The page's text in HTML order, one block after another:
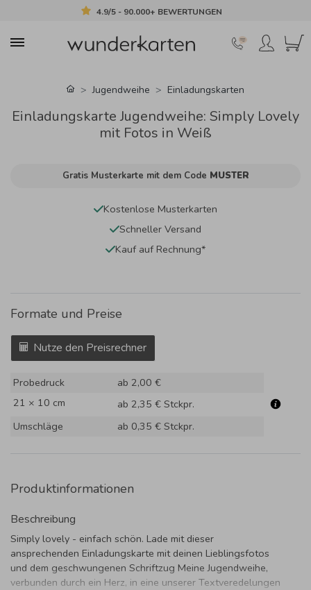
4.9/5 - 90.000+ BEWERTUNGEN
Jugendweihe Einladungskarten
Einladungskarte Jugendweihe: Simply Lovely
mit Fotos in Weiß
Gratis Musterkarte mit dem Code MUSTER
Kostenlose Musterkarten
Schneller Versand
Kauf auf Rechnung*
Formate und Preise
Nutze den Preisrechner
Probedruck
ab 2,00 €
21 × 10 cm
ab 2,35 € Stckpr.
Umschläge
ab 0,35 € Stckpr.
Produktinformationen
Beschreibung
Simply lovely - einfach schön. Lade mit dieser
ansprechenden Einladungskarte mit deinen Lieblingsfotos
und dem geschwungenen Schriftzug Meine Jugendweihe,
verbunden durch ein Herz, in eine unserer Textveredelungen